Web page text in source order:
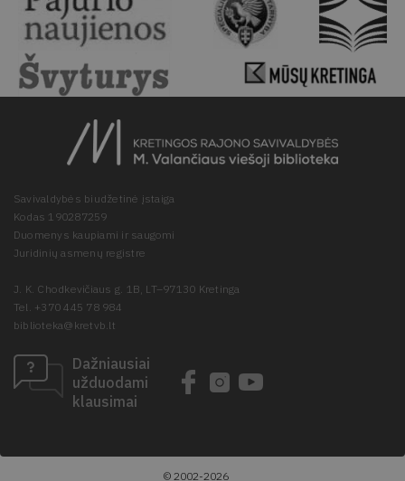
Savivaldybės biudžetinė įstaiga
Kodas 190287259
Duomenys kaupiami ir saugomi
Juridinių asmenų registre
J. K. Chodkevičiaus g. 1B, LT–97130 Kretinga
Tel. +370 445 78 984
biblioteka@kretvb.lt
Dažniausiai
užduodami
klausimai
© 2002-2026